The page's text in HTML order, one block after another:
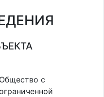
Общество с